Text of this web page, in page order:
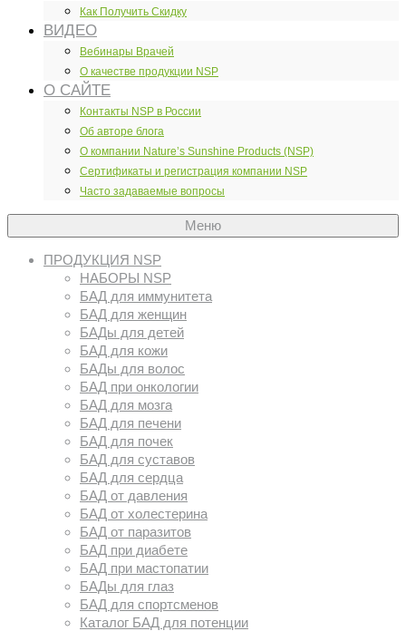
Как Получить Скидку
ВИДЕО
Вебинары Врачей
О качестве продукции NSP
О САЙТЕ
Контакты NSP в России
Об авторе блога
О компании Nature’s Sunshine Products (NSP)
Сертификаты и регистрация компании NSP
Часто задаваемые вопросы
Меню
ПРОДУКЦИЯ NSP
НАБОРЫ NSP
БАД для иммунитета
БАД для женщин
БАДы для детей
БАД для кожи
БАДы для волос
БАД при онкологии
БАД для мозга
БАД для печени
БАД для почек
БАД для суставов
БАД для сердца
БАД от давления
БАД от холестерина
БАД от паразитов
БАД при диабете
БАД при мастопатии
БАДы для глаз
БАД для спортсменов
Каталог БАД для потенции